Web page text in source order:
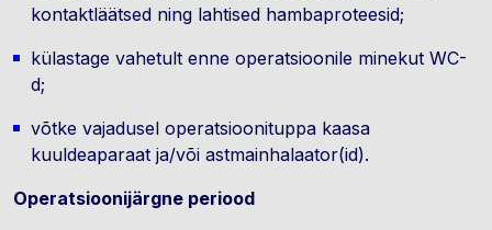
kontaktläätsed ning lahtised hambaproteesid;
külastage vahetult enne operatsioonile minekut WC-
d;
võtke vajadusel operatsioonituppa kaasa
kuuldeaparaat ja/või astmainhalaator(id).
Operatsioonijärgne periood